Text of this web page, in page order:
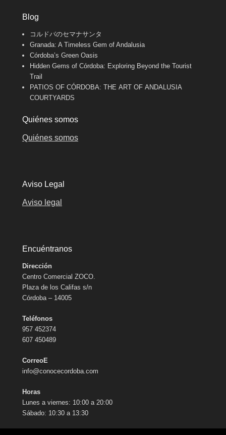
Blog
コルドバのセマナサンタ
Granada: A Timeless Gem of Andalusia
Córdoba’s Green Oasis
Hidden Gems of Córdoba: Exploring Beyond the Tourist
Trail
PATIOS OF CÓRDOBA: THE ART OF ANDALUSIA
COURTYARDS
Quiénes somos
Quiénes somos
Aviso Legal
Aviso legal
Encuéntranos
Dirección
Centro Comercial ZOCO.
Plaza de los Califas s/n
Córdoba – 14005
Teléfonos
957 452374
607 450489
CorreoE
info@conocecordoba.com
Horas
Lunes a viernes: 10:00 a 20:00
Sábado: 10:30 a 13:30